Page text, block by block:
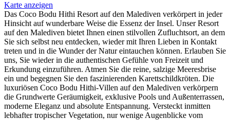
Karte anzeigen
Das Coco Bodu Hithi Resort auf den Malediven verkörpert in jeder
Hinsicht auf wunderbare Weise die Essenz der Insel. Unser Resort
auf den Malediven bietet Ihnen einen stilvollen Zufluchtsort, an dem
Sie sich selbst neu entdecken, wieder mit Ihren Lieben in Kontakt
treten und in die Wunder der Natur eintauchen können. Erlauben Sie
uns, Sie wieder in die authentischen Gefühle von Freizeit und
Erkundung einzuführen. Atmen Sie die reine, salzige Meeresbrise
ein und begegnen Sie den faszinierenden Karettschildkröten. Die
luxuriösen Coco Bodu Hithi-Villen auf den Malediven verkörpern
die Grundwerte Geräumigkeit, exklusive Pools und Außenterrassen,
moderne Eleganz und absolute Entspannung. Versteckt inmitten
lebhafter tropischer Vegetation, nur wenige Augenblicke vom